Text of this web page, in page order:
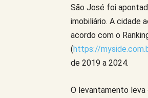
São José foi
imobiliário. A cidade
acordo com o
(https://
de 2019 a 2024.
O levantamento leva